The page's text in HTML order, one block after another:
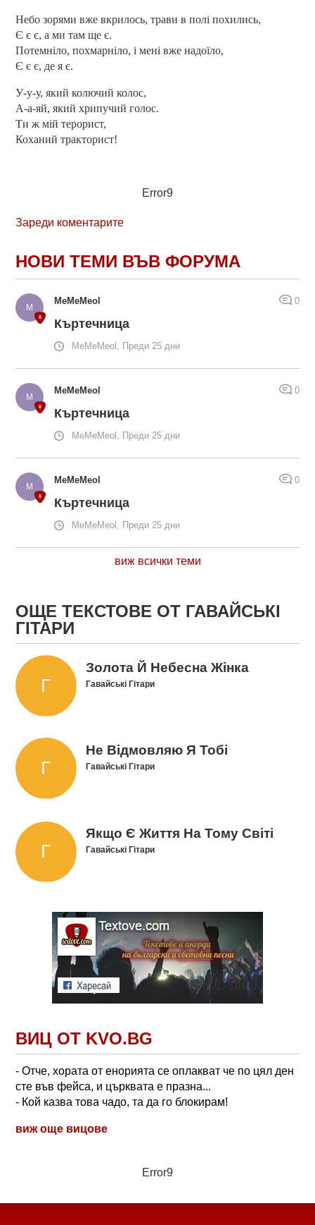
Небо зорями вже вкрилось, трави в полі похились,
Є є є, а ми там ще є.
Потемніло, похмарніло, і мені вже надоїло,
Є є є, де я є.
У-у-у, який колючий колос,
А-а-яй, який хрипучий голос.
Ти ж мій терорист,
Коханий тракторист!
Error9
Зареди коментарите
НОВИ ТЕМИ ВЪВ ФОРУМА
MeMeMeol 0
Къртечница
MeMeMeol, Преди 25 дни
MeMeMeol 0
Къртечница
MeMeMeol, Преди 25 дни
MeMeMeol 0
Къртечница
MeMeMeol, Преди 25 дни
виж всички теми
ОЩЕ ТЕКСТОВЕ ОТ ГАВАЙСЬКІ
ГІТАРИ
Золота Й Небесна Жінка
Гавайські Гітари
Не Відмовляю Я Тобі
Гавайські Гітари
Якщо Є Життя На Тому Світі
Гавайські Гітари
ВИЦ ОТ KVO.BG
- Отче, хората от енорията се оплакват че по цял ден
сте във фейса, и църквата е празна...
- Кой казва това чадо, та да го блокирам!
виж още вицове
Error9